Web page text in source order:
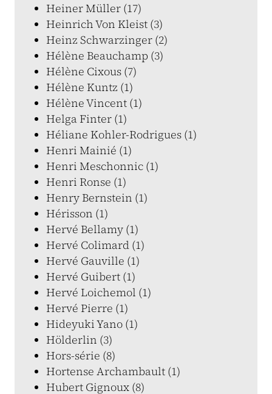
Heiner Müller (17)
Heinrich Von Kleist (3)
Heinz Schwarzinger (2)
Hélène Beauchamp (3)
Hélène Cixous (7)
Hélène Kuntz (1)
Hélène Vincent (1)
Helga Finter (1)
Héliane Kohler-Rodrigues (1)
Henri Mainié (1)
Henri Meschonnic (1)
Henri Ronse (1)
Henry Bernstein (1)
Hérisson (1)
Hervé Bellamy (1)
Hervé Colimard (1)
Hervé Gauville (1)
Hervé Guibert (1)
Hervé Loichemol (1)
Hervé Pierre (1)
Hideyuki Yano (1)
Hölderlin (3)
Hors-série (8)
Hortense Archambault (1)
Hubert Gignoux (8)